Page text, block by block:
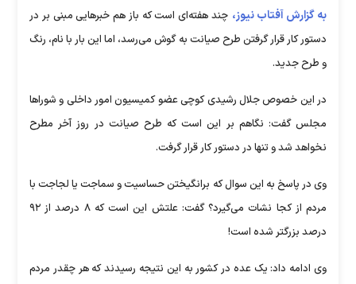
به گزارش آفتاب نیوز، چند هفته‌ای است که باز هم خبرهایی مبنی بر در
دستور کار قرار گرفتن طرح صیانت به گوش می‌رسد، اما این بار با نام، رنگ
و طرح جدید.
در این خصوص جلال رشیدی کوچی عضو کمیسیون امور داخلی و شوراها
مجلس گفت: نگاهم بر این است که طرح صیانت در روز آخر مطرح
نخواهد شد و تنها در دستور کار قرار گرفت.
وی در پاسخ به این سوال که برانگیختن حساسیت و سماجت یا لجاجت با
مردم از کجا نشات می‌گیرد؟ گفت: علتش این است که ۸ درصد از ۹۲
درصد بزرگتر شده است!
وی ادامه داد: یک عده در کشور به این نتیجه رسیدند که هر چقدر مردم